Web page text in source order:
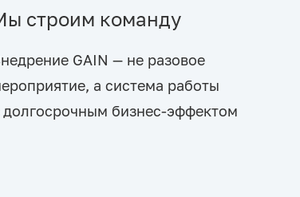
строим команду
GAIN — не разовое
а система работы
долгосрочным бизнес-эффектом